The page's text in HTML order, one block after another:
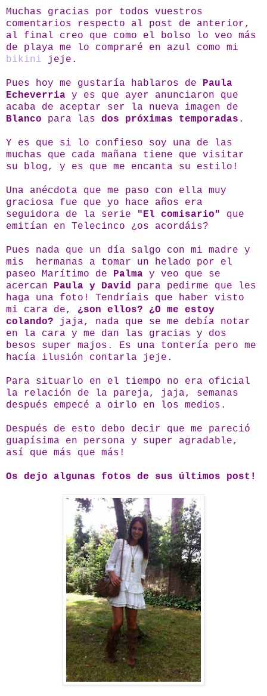
Muchas gracias por todos vuestros
comentarios respecto al post de anterior,
al final creo que como el bolso lo veo más
de playa me lo compraré en azul como mi
bikini jeje.
Pues hoy me gustaría hablaros de Paula
Echeverria y es que ayer anunciaron que
acaba de aceptar ser la nueva imagen de
Blanco para las dos próximas temporadas .
Y es que si lo confieso soy una de las
muchas que cada mañana tiene que visitar
su blog, y es que me encanta su estilo!
Una anécdota que me paso con ella muy
graciosa fue que yo hace años era
seguidora de la serie
"El comisario"
que
emitían en Telecinco ¿os acordáis?
Pues nada que un día salgo con mi madre y
mis hermanas a tomar un helado por el
paseo Marítimo de Palma y veo que se
acercan Paula y David para pedirme que les
haga una foto! Tendríais que haber visto
mi cara de, ¿son ellos? ¿O me estoy
colando? jaja, nada que se me debía notar
en la cara y me dan las gracias y dos
besos super majos. Es una tontería pero me
hacía ilusión contarla jeje.
Para situarlo en el tiempo no era oficial
la relación de la pareja, jaja, semanas
después empecé a oirlo en los medios.
Después de esto debo decir que me pareció
guapísima en persona y super agradable,
así que más que más!
Os dejo algunas fotos de sus últimos post!